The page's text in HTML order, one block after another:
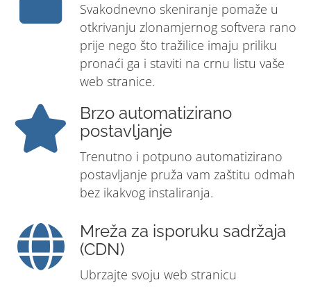
Svakodnevno skeniranje pomaže u
otkrivanju zlonamjernog softvera rano
prije nego što tražilice imaju priliku
pronaći ga i staviti na crnu listu vaše
web stranice.
Brzo automatizirano
postavljanje
Trenutno i potpuno automatizirano
postavljanje pruža vam zaštitu odmah
bez ikakvog instaliranja.
Mreža za isporuku sadržaja
(CDN)
Ubrzajte svoju web stranicu